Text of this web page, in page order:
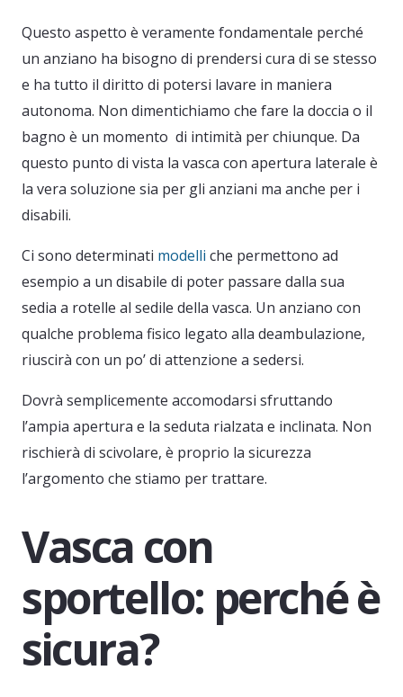
Questo aspetto è veramente fondamentale perché
un anziano ha bisogno di prendersi cura di se stesso
e ha tutto il diritto di potersi lavare in maniera
autonoma. Non dimentichiamo che fare la doccia o il
bagno è un momento di intimità per chiunque. Da
questo punto di vista la vasca con apertura laterale è
la vera soluzione sia per gli anziani ma anche per i
disabili.
Ci sono determinati modelli che permettono ad
esempio a un disabile di poter passare dalla sua
sedia a rotelle al sedile della vasca. Un anziano con
qualche problema fisico legato alla deambulazione,
riuscirà con un po’ di attenzione a sedersi.
Dovrà semplicemente accomodarsi sfruttando
l’ampia apertura e la seduta rialzata e inclinata. Non
rischierà di scivolare, è proprio la sicurezza
l’argomento che stiamo per trattare.
Vasca con
sportello: perché è
sicura?